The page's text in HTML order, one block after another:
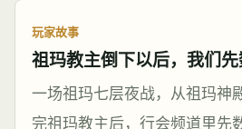
玩家故事
祖玛教主倒下以后，我们
一场祖玛七层夜战，从祖玛神
完祖玛教主后，行会频道里先